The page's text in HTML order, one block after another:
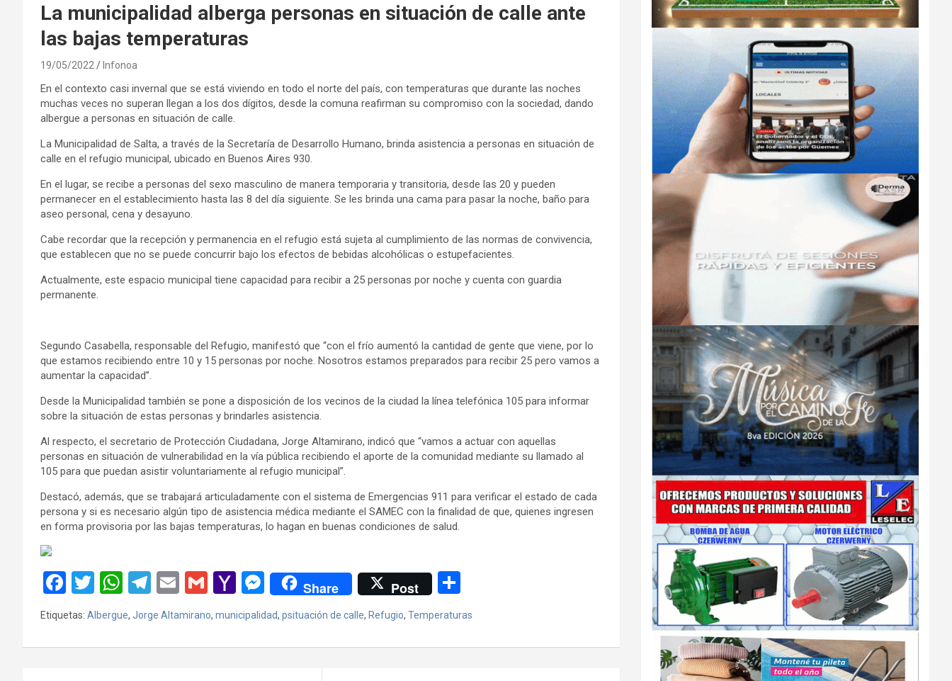
La municipalidad alberga personas en situación de calle ante
las bajas temperaturas
19/05/2022 Infonoa
En el contexto casi invernal que se está viviendo en todo el norte del país, con temperaturas que durante las noches
muchas veces no superan llegan a los dos dígitos, desde la comuna reafirman su compromiso con la sociedad, dando
albergue a personas en situación de calle.
La Municipalidad de Salta, a través de la Secretaría de Desarrollo Humano, brinda asistencia a personas en situación de
calle en el refugio municipal, ubicado en Buenos Aires 930.
En el lugar, se recibe a personas del sexo masculino de manera temporaria y transitoria, desde las 20 y pueden
permanecer en el establecimiento hasta las 8 del día siguiente. Se les brinda una cama para pasar la noche, baño para
aseo personal, cena y desayuno.
Cabe recordar que la recepción y permanencia en el refugio está sujeta al cumplimiento de las normas de convivencia,
que establecen que no se puede concurrir bajo los efectos de bebidas alcohólicas o estupefacientes.
Actualmente, este espacio municipal tiene capacidad para recibir a 25 personas por noche y cuenta con guardia
permanente.
Segundo Casabella, responsable del Refugio, manifestó que “con el frío aumentó la cantidad de gente que viene, por lo
que estamos recibiendo entre 10 y 15 personas por noche. Nosotros estamos preparados para recibir 25 pero vamos a
aumentar la capacidad”.
Desde la Municipalidad también se pone a disposición de los vecinos de la ciudad la línea telefónica 105 para informar
sobre la situación de estas personas y brindarles asistencia.
Al respecto, el secretario de Protección Ciudadana, Jorge Altamirano, indicó que “vamos a actuar con aquellas
personas en situación de vulnerabilidad en la vía pública recibiendo el aporte de la comunidad mediante su llamado al
105 para que puedan asistir voluntariamente al refugio municipal”.
Destacó, además, que se trabajará articuladamente con el sistema de Emergencias 911 para verificar el estado de cada
persona y si es necesario algún tipo de asistencia médica mediante el SAMEC con la finalidad de que, quienes ingresen
en forma provisoria por las bajas temperaturas, lo hagan en buenas condiciones de salud.
F
a
ce
b
T
wi
tt
er
W
at
s
T
el
e
gr
E
m
ail
G
ail
Y
a
h
o
M
es
se
n
Share Post
m
p
Etiquetas: Albergue, Jorge Altamirano, municipalidad, psituación de calle, Refugio, Temperaturas